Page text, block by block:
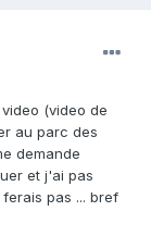
(video de
au parc des
demande
et j'ai pas
pas ... bref